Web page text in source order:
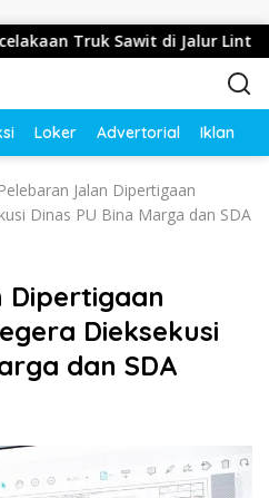
Truk Sawit di Jalur Lintas
Loker Advertorial Iklan
Pelebaran Jalan Dipertigaan
Dinas PU Bina Marga dan SDA
Dipertigaan
Dieksekusi
dan SDA